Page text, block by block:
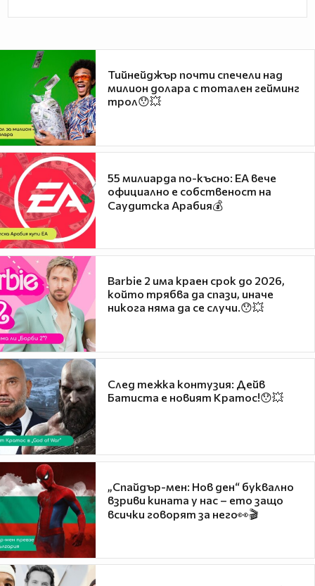
Тийнейджър почти спечели над
милион долара с тотален гейминг
трол😯💥
55 милиарда по-късно: EA вече
официално е собственост на
Саудитска Арабия💰
Barbie 2 има краен срок до 2026,
който трябва да спази, иначе
никога няма да се случи.😯💥
След тежка контузия: Дейв
Батиста е новият Кратос!😯💥
„Спайдър-мен: Нов ден“ буквално
взриви кината у нас – ето защо
всички говорят за него👀🎬